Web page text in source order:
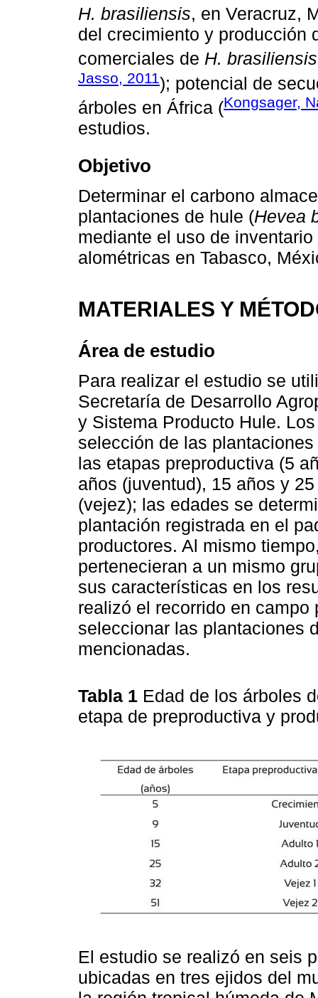
H. brasiliensis, en Veracruz,
del crecimiento y producción
comerciales de H. brasiliensis
Jasso, 2011); potencial de
árboles en África (Kongsager,
estudios.
Objetivo
Determinar el carbono
plantaciones de hule (Hevea
mediante el uso de
alométricas en Tabasco,
MATERIALES Y
Área de estudio
Para realizar el estudio se
Secretaría de Desarrollo
y Sistema Producto Hule.
selección de las
las etapas preproductiva (5
años (juventud), 15 años y
(vejez); las edades se
plantación registrada en el
productores. Al mismo
pertenecieran a un mismo
sus características en los
realizó el recorrido en
seleccionar las plantaciones
mencionadas.
Tabla 1 Edad de los árboles
etapa de preproductiva y
El estudio se realizó en seis
ubicadas en tres ejidos del